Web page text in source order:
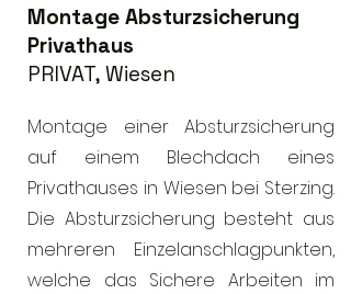
Montage Absturzsicherung
Privathaus
PRIVAT, Wiesen
Montage einer Absturzsicherung
auf einem Blechdach eines
Privathauses in Wiesen bei Sterzing.
Die Absturzsicherung besteht aus
mehreren Einzelanschlagpunkten,
welche das Sichere Arbeiten im